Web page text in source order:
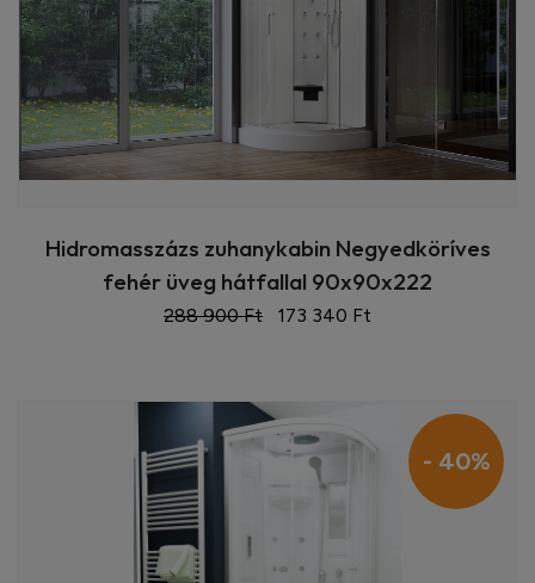
Hidromasszázs zuhanykabin Negyedköríves
fehér üveg hátfallal 90x90x222
288 900 Ft 173 340 Ft
- 40%